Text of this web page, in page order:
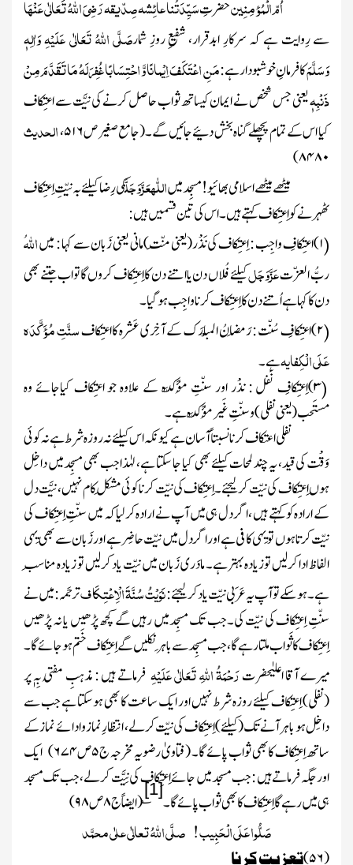
اُمّ الْمُؤمِنِینحضرتِسَیِّدَتُنا عائِشہ صِدّیقہرَضِیَ اللہُ تَعَالٰی عَنْہَا
سے رِوایت ہے کہ سرکارِ ابدقرار، شفیعِ روزِ شمارصَلَّی اللہُ تَعَالٰی عَلَیْہِ وَاٰلِہٖ
وَسَلَّمَکافرمانِ خوشبودار ہے :مَنِ اعْتَکَفَ اِیْمانًا وَّ احْتِسَابًا غُفِرَلَہُ مَاتَقَدَّمَ مِنْ
ذَنْبِہٖیعنی جس شخص نے ایمان کیساتھ ثواب حاصل کرنے کی نیَّت سے اعتِکاف
کیا اس کے تمام پچھلے گناہ بخش دئیے جائیں گے۔(جامع صغیر ص۵۱۶،الحدیث
۸۴۸۰)
میٹھے میٹھے اسلامی بھائیو!مسجِدمیںاللّٰہعَزَّوَجَلَّکی رِضا کیلئے بہ نیّتِ اِعتِکاف
ٹھہرنے کو اِعتِکاف کہتے ہیں ۔ اس کی تین قسمیں ہیں :
(۱)اعتِکافِ واجِب: اِعتِکاف کی نَذْر(یعنی مَنّت)مانی یعنی زَبان سے کہا:میںاللّٰہ
ربُّ العزّتعَزَّوَجَلکیلئے فُلاں دن یااتنے دن کااِعتِکاف کروں گاتواب جتنے بھی
دن کا کہا ہے اُتنے دن کا اِعتِکاف کرناواجِب ہوگیا۔
(۲) اعتِکافِ سُنّت : رَمَضانُالْمُبارَک کے آخِری عَشرہ کااعتِکافسنَّتِ مُؤَکَّدَہ
عَلَی الْکِفایہہے۔
(۳) اِعتِکافِ نَفل :نذْر اور سنّتِ مُؤَکَّدہ کے علاوہ جو اعتِکاف کیاجائے وہ
مستَحب(یعنی نفلی )و سنّتِ غَیر مُؤَکَّدہ ہے۔
نفلیاعتکاف کرنا نسبتاً آسان ہے کیونکہ اس کیلئے نہ روزہ شرط ہے نہ کوئی
وَقْت کی قید، یہ چند لمحات کیلئے بھی کیا جا سکتا ہے، لہٰذاجب بھی مسجِدمیں داخِل
ہوں اِعتِکاف کی نیّت کرلیجئے۔اِعتِکاف کی نیّت کرناکوئی مشکِل کام نہیں ، نیَّت دل
کے ارادہ کوکہتے ہیں ، اگر دل ہی میں آپ نے ارادہ کرلیاکہ میں سنّتِ اِعتِکاف کی
نیّت کرتاہوں تویِہی کافی ہے اور اگردل میں نیّت حاضِرہے اور زَبان سے بھی یِہی
الفاظ ادا کرلیں توزیادہ بہترہے۔ مادَری زَبان میں نیّت یاد کرلیں تو زیادہ مناسِب
ہے۔ہوسکے توآپ یہ عَرَبی نیّت یادکرلیجئے :نَوَیْتُ سُنَّۃَ الْاِعْتِکَافترجَمہ : میں نے
سنّتِ اِعتِکاف کی نیّت کی۔جب تک مسجِدمیں رہیں گے کچھ پڑھیں یا نہ پڑھیں
اِعتِکاف کاثَواب ملتا رہے گا، جب مسجِد سے باہَرنکلیں گے اِعتِکاف خَتم ہوجائے گا۔
میرے آقا اعلیٰحضرترَحْمَۃُ اللہِ تَعَالٰی عَلَیْہِفرماتے ہیں : مذہبِ مُفتی بِہٖ پر
(نفلی) اِعتِکاف کیلئے روزہ شرط نہیں اور ایک ساعت کا بھی ہوسکتا ہے جب سے
داخِل ہو باہر آنے تک (کیلئے)اِعتِکاف کی نیّت کرلے ، انتظارِ نماز و ادائے نماز کے
ساتھ اِعتِکاف کا بھی ثواب پائے گا۔(فتاویٰ رضویہ مخرجہ ج۵ص۶۷۴) ایک
اور جگہ فرماتے ہیں : جب مسجد میں جائے اِعتِکاف کی نِیَّت کرلے، جب تک مسجد
ہی میں رہے گا اِعتِکاف کا بھی ثواب پائے گا۔
[1]؎(ایضاً ج۸ص۹۸)
صَلُّوا عَلَی الْحَبِیب ! صلَّی اللّٰہُ تعالٰی علٰی محمَّد
(۵۶)تعزیت کرنا